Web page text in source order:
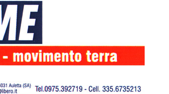
di Massimo Ranieri
su Trezza